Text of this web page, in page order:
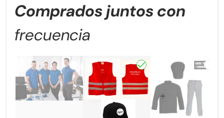
Comprados juntos con
frecuencia
Elegir "Pack Emprendedor"Elegir "Pack Guardia